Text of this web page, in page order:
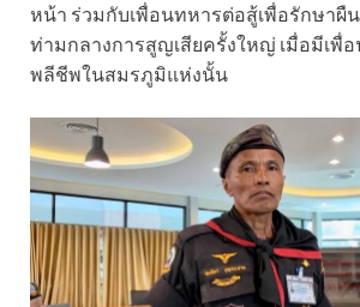
หน้า ร่วมกับเพื่อนทหารต่อสู้เพื่อรักษาผื
ท่ามกลางการสูญเสียครั้งใหญ่ เมื่อมีเพื่อ
พลีชีพในสมรภูมิแห่งนั้น